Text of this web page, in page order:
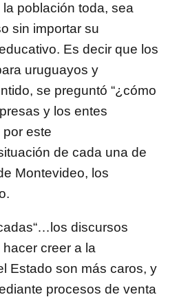
población toda, sea
sin importar su
Es decir que los
uruguayos y
se preguntó “¿cómo
y los entes
este
de cada una de
Montevideo, los
discursos
creer a la
Estado son más caros, y
procesos de venta